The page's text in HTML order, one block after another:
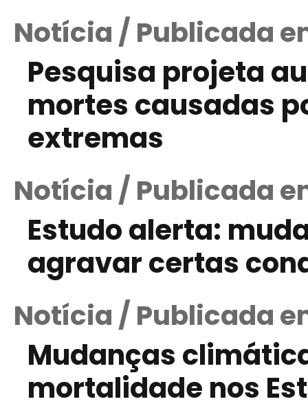
Notícia / Publicada
Pesquisa projeta
mortes causadas
extremas
Notícia / Publicada
Estudo alerta:
agravar certas
Notícia / Publicada
Mudanças
mortalidade nos